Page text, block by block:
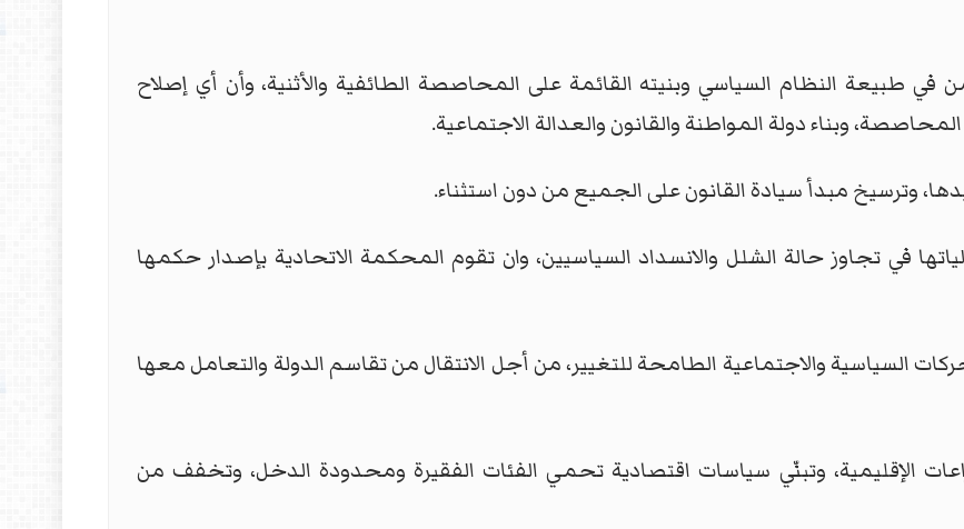
في طبيعة النظام السياسي وبنيته القائمة على المحاصصة الطائفية والأثنية، وأن أي إصلاح
وبناء دولة المواطنة والقانون والعدالة الاجتماعية.
في تجاوز حالة الشلل والانسداد السياسيين، وان تقوم المحكمة الاتحادية بإصدار حكمها
السياسية والاجتماعية الطامحة للتغيير، من أجل الانتقال من تقاسم الدولة والتعامل معها
الإقليمية، وتبنّي سياسات اقتصادية تحمي الفئات الفقيرة ومحدودة الدخل، وتخفف من